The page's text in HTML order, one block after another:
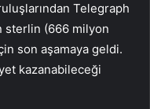
Telegraph
sterlin (666 milyon
son aşamaya geldi.
kazanabileceği